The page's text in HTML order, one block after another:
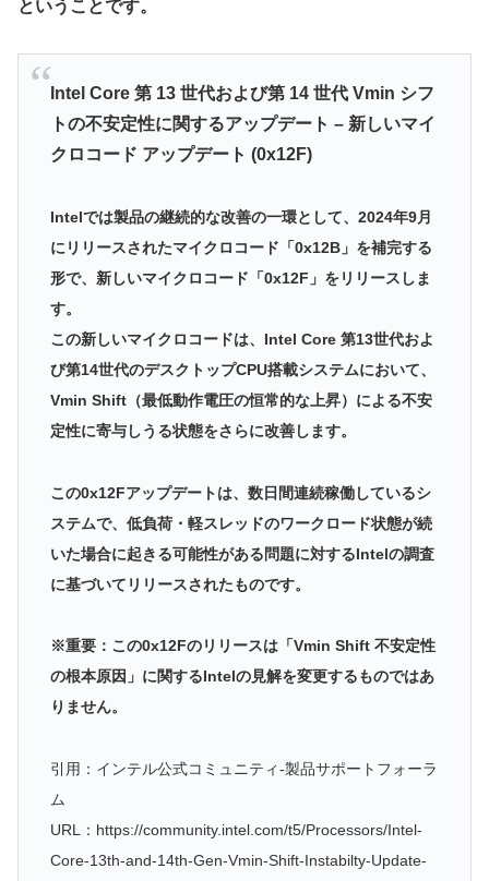
ということです。
Intel Core 第 13 世代および第 14 世代 Vmin シフ
トの不安定性に関するアップデート – 新しいマイ
クロコード アップデート (0x12F)
Intelでは製品の継続的な改善の一環として、2024年9月
にリリースされたマイクロコード「0x12B」を補完する
形で、新しいマイクロコード「0x12F」をリリースしま
す。
この新しいマイクロコードは、Intel Core 第13世代およ
び第14世代のデスクトップCPU搭載システムにおいて、
Vmin Shift（最低動作電圧の恒常的な上昇）による不安
定性に寄与しうる状態をさらに改善します。
この0x12Fアップデートは、数日間連続稼働しているシ
ステムで、低負荷・軽スレッドのワークロード状態が続
いた場合に起きる可能性がある問題に対するIntelの調査
に基づいてリリースされたものです。
※重要：この0x12Fのリリースは「Vmin Shift 不安定性
の根本原因」に関するIntelの見解を変更するものではあ
りません。
引用：インテル公式コミュニティ-製品サポートフォーラ
ム
URL：https://community.intel.com/t5/Processors/Intel-
Core-13th-and-14th-Gen-Vmin-Shift-Instabilty-Update-